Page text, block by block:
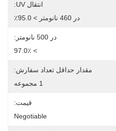
انتقال UV:
در 460 نانومتر > 95.0٪
در 500 نانومتر:
> 97.0٪
مقدار حداقل تعداد سفارش:
1 مجموعه
قیمت:
Negotiable